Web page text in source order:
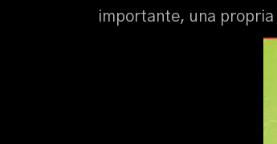
importante, una propria